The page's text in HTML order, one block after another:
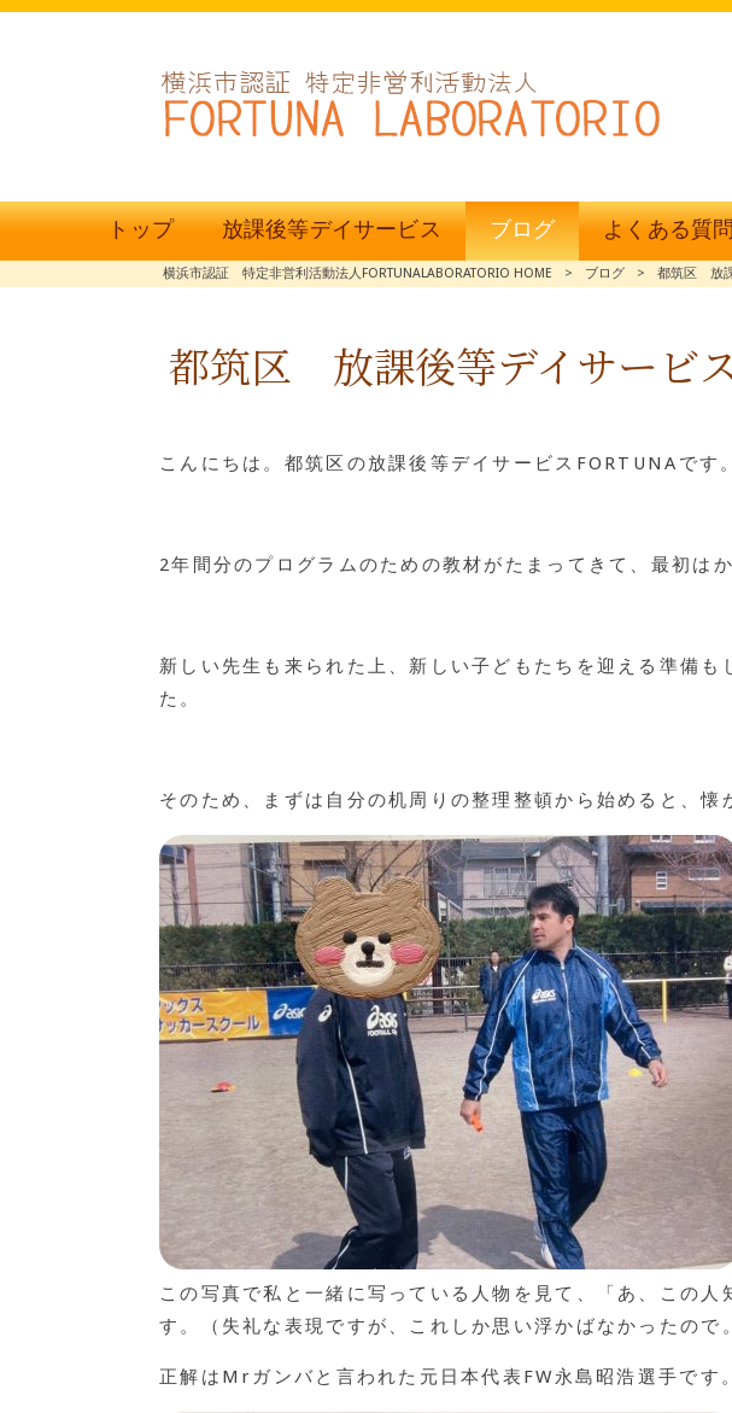
トップ 放課後等デイサービス ブログ よくある質
横浜市認証 特定非営利活動法人FORTUNALABORATORIO HOME > ブログ > 都筑区 放
都筑区 放課後等デイサービ
こんにちは。都筑区の放課後等デイサービスFORTUNAです。
2年間分のプログラムのための教材がたまってきて、最初は
新しい先生も来られた上、新しい子どもたちを迎える準備
た。
そのため、まずは自分の机周りの整理整頓から始めると、懐
この写真で私と一緒に写っている人物を見て、「あ、この
す。（失礼な表現ですが、これしか思い浮かばなかったので
正解はMrガンバと言われた元日本代表FW永島昭浩選手です。